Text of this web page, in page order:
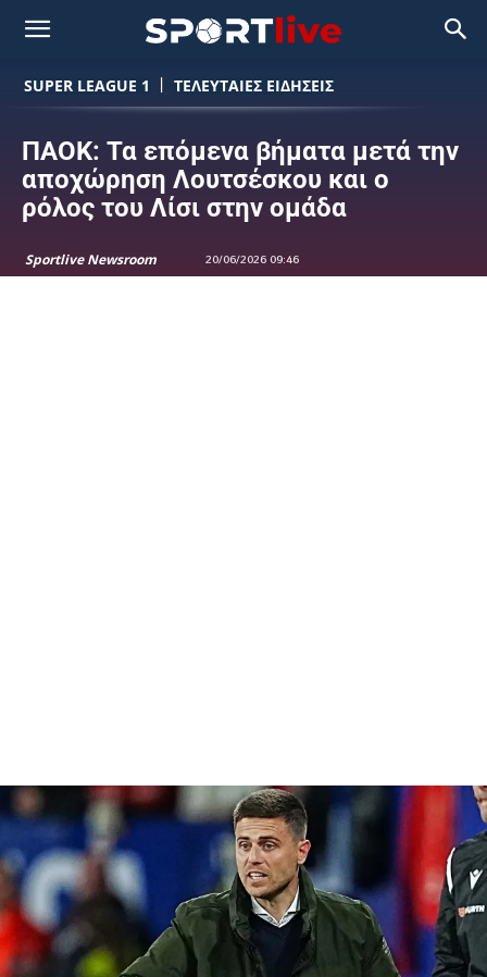
SUPER LEAGUE 1 ΤΕΛΕΥΤΑΙΕΣ ΕΙΔΗΣΕΙΣ
ΠΑΟΚ: Τα επόμενα βήματα μετά την
αποχώρηση Λουτσέσκου και ο
ρόλος του Λίσι στην ομάδα
Sportlive Newsroom 20/06/2026 09:46